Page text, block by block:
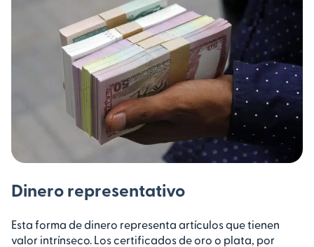
Dinero representativo
Esta forma de dinero representa artículos que tienen
valor intrínseco. Los certificados de oro o plata, por